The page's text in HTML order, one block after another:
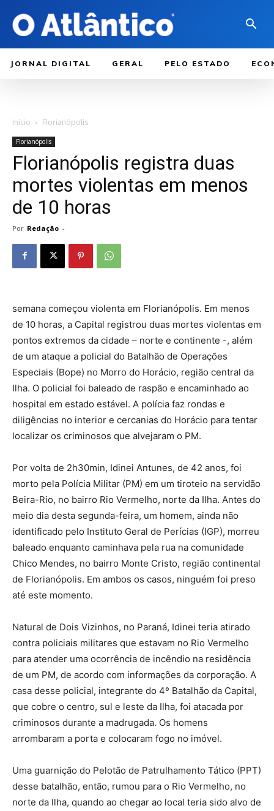
JORNAL DIGITAL GERAL PELO ESTADO
Início Florianópolis
Florianópolis
Florianópolis registra duas
mortes violentas em menos
de 10 horas
Por Redação -
semana começou violenta em Florianópolis. Em menos
de 10 horas, a Capital registrou duas mortes violentas em
pontos extremos da cidade – norte e continente -, além
de um ataque a policial do Batalhão de Operações
Especiais (Bope) no Morro do Horácio, região central da
Ilha. O policial foi baleado de raspão e encaminhado ao
hospital em estado estável. A polícia faz rondas e
diligências no interior e cercanias do Horácio para tentar
localizar os criminosos que alvejaram o PM.
Por volta de 2h30min, Idinei Antunes, de 42 anos, foi
morto pela Polícia Militar (PM) em um tiroteio na servidão
Beira-Rio, no bairro Rio Vermelho, norte da Ilha. Antes do
meio dia desta segunda-feira, um homem, ainda não
identificado pelo Instituto Geral de Perícias (IGP), morreu
baleado enquanto caminhava pela rua na comunidade
Chico Mendes, no bairro Monte Cristo, região continental
de Florianópolis. Em ambos os casos, ninguém foi preso
até este momento.
Natural de Dois Vizinhos, no Paraná, Idinei teria atirado
contra policiais militares que estavam no Rio Vermelho
para atender uma ocorrência de incêndio na residência
de um PM, de acordo com informações da corporação. A
casa desse policial, integrante do 4º Batalhão da Capital,
que cobre o centro, sul e leste da Ilha, foi atacada por
criminosos durante a madrugada. Os homens
arrombaram a porta e colocaram fogo no imóvel.
Uma guarnição do Pelotão de Patrulhamento Tático (PPT)
desse batalhão, então, rumou para o Rio Vermelho, no
norte da Ilha, quando ao chegar ao local teria sido alvo de